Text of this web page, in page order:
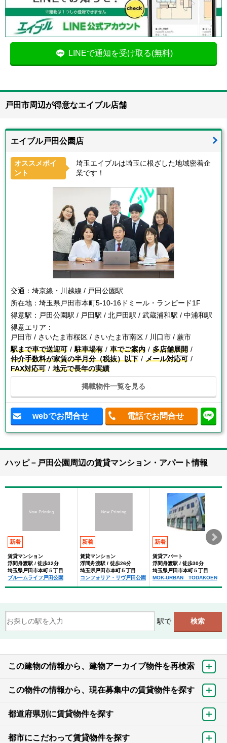
LINEで通知を受け取る(無料)
戸田市周辺が得意なエイブル店舗
エイブル戸田公園店
オススメポイ
ント
埼玉エイブルは埼玉に根ざした地域密着企
業です！
交通： 埼京線・川越線 / 戸田公園駅
所在地： 埼玉県戸田市本町5-10-16ドミール・ランピード1F
得意駅： 戸田公園駅 / 戸田駅 / 北戸田駅 / 武蔵浦和駅 / 中浦和駅
得意エリア：
戸田市 / さいたま市桜区 / さいたま市南区 / 川口市 / 蕨市
駅まで車で送迎可
駐車場有 車でご案内
多店舗展開
仲介手数料が家賃の半月分（税抜）以下
メール対応可
FAX対応可
地元で長年の実績
掲載物件一覧を見る
webでお問合せ 電話でお問合せ
ハッピ－戸田公園周辺の賃貸マンション・アパート情報
新着
賃貸マンション
浮間舟渡駅 / 徒歩32分
埼玉県戸田市本町５丁目
ブルームライフ戸田公園
新着
賃貸マンション
浮間舟渡駅 / 徒歩26分
埼玉県戸田市本町５丁目
コンフォリア・リヴ戸田公園
新着
賃貸アパート
浮間舟渡駅 / 徒歩30分
埼玉県戸田市本町５丁目
MOK-URBAN TODAKOEN
駅で
この建物の情報から、建物アーカイブ物件を再検索
この物件の情報から、現在募集中の賃貸物件を探す
都道府県別に賃貸物件を探す
都市にこだわって賃貸物件を探す